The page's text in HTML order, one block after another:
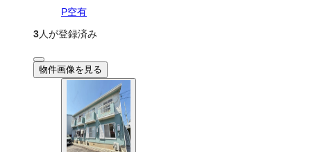
P空有
3人が登録済み
物件画像を見る